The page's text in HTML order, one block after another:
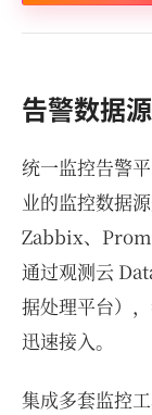
告警数据源
统一监控告警
业的监控数据
Zabbix、
通过观测云
据处理平台）
迅速接入。
集成多套监控